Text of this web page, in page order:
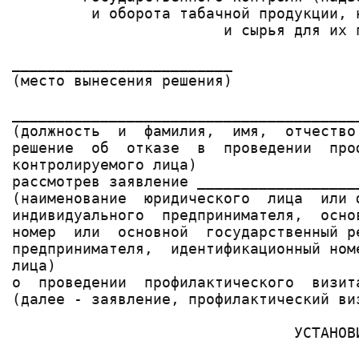
и оборота табачной продукции,
и сырья для их
(место вынесения решения)
(должность  и  фамилия,  имя,
решение  об  отказе  в  проведении
контролируемого лица)
рассмотрев заявление
(наименование  юридического  лица
индивидуального  предпринимателя,
номер  или  основной  государственный
предпринимателя,  идентификационный
лица)
о  проведении  профилактического
(далее - заявление, профилактический